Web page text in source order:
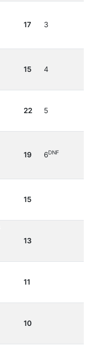
17 3
15 4
22 5
19 6DNF
15
13
11
10